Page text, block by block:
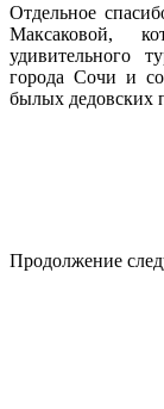
Отдельное
Максаковой,
удивительного
города Сочи и
былых дедовских
Продолжение